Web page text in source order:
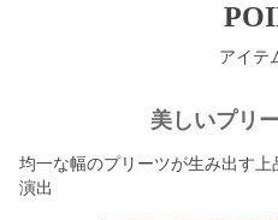
アイテ
美しいプリ
均一な幅のプリーツが生み出す
演出